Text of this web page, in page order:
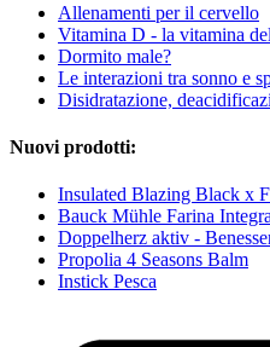
Allenamenti per il cervello
Vitamina D - la vitamina
Dormito male?
Le interazioni tra sonno e
Disidratazione,
Nuovi prodotti:
Insulated Blazing Black x
Bauck Mühle Farina
Doppelherz aktiv -
Propolia 4 Seasons Balm
Instick Pesca